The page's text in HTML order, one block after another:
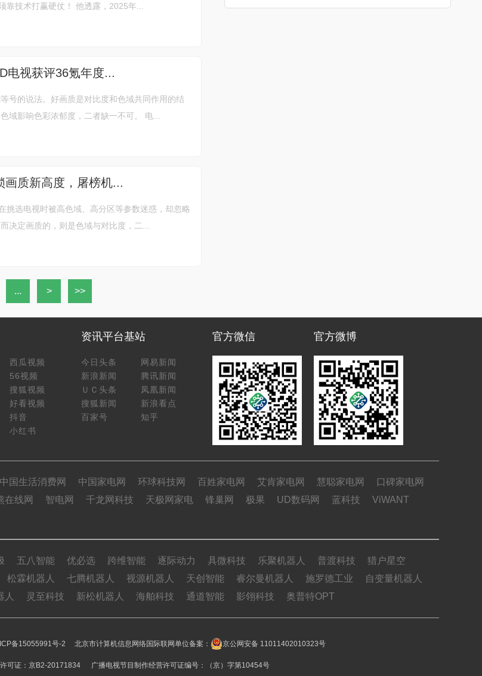
靠技术打赢硬仗！ 他透露，2025年...
电视获评36氪年度...
号的说法。好画质是对比度和色域共同作用的结
域影响色彩浓郁度，二者缺一不可。 电...
画质新高度，屠榜机...
挑选电视时被高色域、高分区等参数迷惑，却忽略
定画质的，则是色域与对比度，二...
... > >>
西瓜视频
56视频
搜狐视频
好看视频
抖音
小红书
资讯平台基站
今日头条
网易新闻
新浪新闻
腾讯新闻
ＵＣ头条
凤凰新闻
搜狐新闻
新浪看点
百家号
知乎
官方微信 官方微博
中国生活消费网 中国家电网 环球科技网 百姓家电网 艾肯家电网 慧聪家电网
口碑家电网
在线网 智电网 千龙网科技 天极网家电 锋巢网 极果 UD数码网 蓝科技
ViWANT
五八智能 优必选 跨维智能 逐际动力 具微科技 乐聚机器人 普渡科技
猎户星空
松霖机器人 七腾机器人 视源机器人 天创智能 睿尔曼机器人 施罗德工业
自变量机器人
人 灵至科技 新松机器人 海舶科技 通道智能 影翎科技 奥普特OPT
备15055991号-2 北京市计算机信息网络国际联网单位备案： 京公网安备 11011402010323号
可证：京B2-20171834 广播电视节目制作经营许可证编号：（京）字第10454号